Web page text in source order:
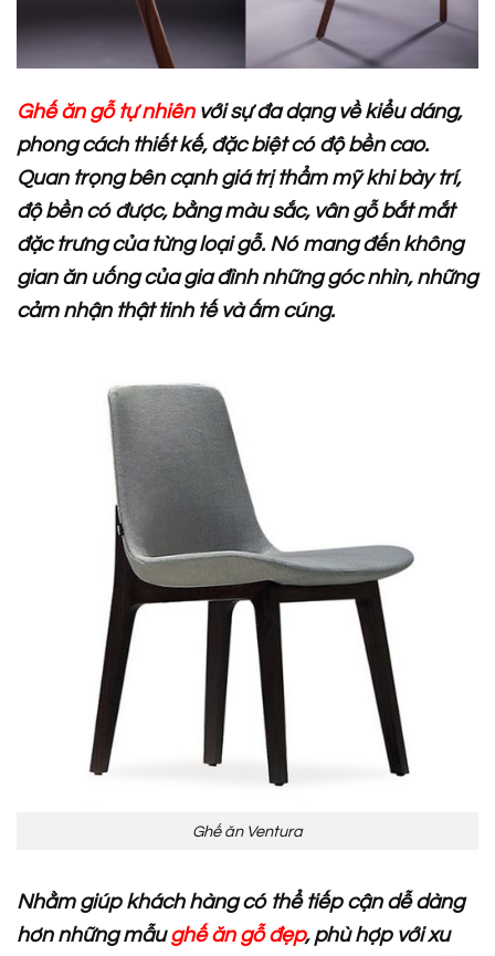
Ghế ăn gỗ tự nhiênvới sự đa dạng về kiểu dáng,
phong cách thiết kế, đặc biệt có độ bền cao.
Quan trọng bên cạnh giá trị thẩm mỹ khi bày trí,
độ bền có được, bằng màu sắc, vân gỗ bắt mắt
đặc trưng của từng loại gỗ. Nó mang đến không
gian ăn uống của gia đình những góc nhìn, những
cảm nhận thật tinh tế và ấm cúng.
Ghế ăn Ventura
Nhằm giúp khách hàng có thể tiếp cận dễ dàng
hơn những mẫughế ăn gỗ đẹp, phù hợp với xu